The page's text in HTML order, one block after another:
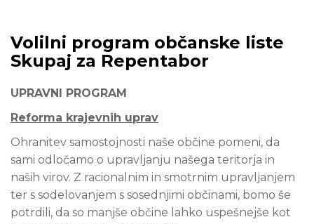
Volilni program občanske liste
Skupaj za Repentabor
UPRAVNI PROGRAM
Reforma krajevnih uprav
Ohranitev samostojnosti naše občine pomeni, da
sami odločamo o upravljanju našega teritorja in
naših virov. Z racionalnim in smotrnim upravljanjem
ter s sodelovanjem s sosednjimi občinami, bomo še
potrdili, da so manjše občine lahko uspešnejše kot